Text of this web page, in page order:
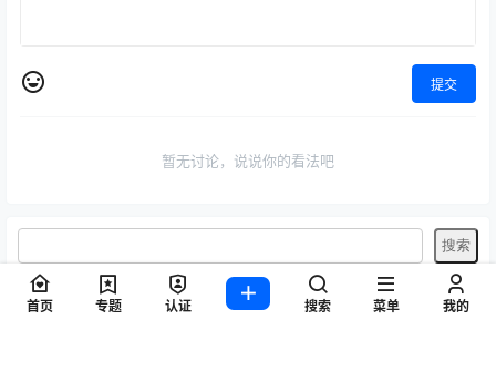
提交
暂无讨论，说说你的看法吧
标签
首页 专题 认证 搜索 菜单 我的